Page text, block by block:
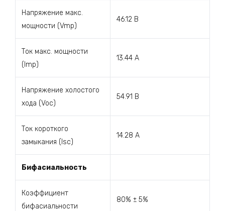
Напряжение макс.
мощности (Vmp)
46.12 В
Ток макс. мощности
(Imp)
13.44 А
Напряжение холостого
хода (Voc)
54.91 В
Ток короткого
замыкания (Isc)
14.28 А
Бифасиальность
Коэффициент
бифасиальности
80% ± 5%